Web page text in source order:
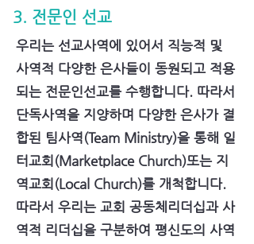
3. 전문인 선교
우리는 선교사역에 있어서 직능적 및
사역적 다양한 은사들이 동원되고 적용
되는 전문인선교를 수행합니다. 따라서
단독사역을 지양하며 다양한 은사가 결
합된 팀사역(Team Ministry)을 통해 일
터교회(Marketplace Church)또는 지
역교회(Local Church)를 개척합니다.
따라서 우리는 교회 공동체리더십과 사
역적 리더십을 구분하여 평신도의 사역